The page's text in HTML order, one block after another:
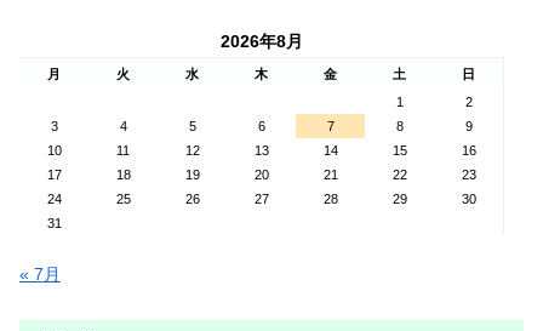
2026年8月
月 火 水 木 金 土
日
1
2
3
4 5 6 7 8
9
10
11 12 13 14 15
16
17
18 19 20 21 22
23
24
25 26 27 28 29
30
31
« 7月